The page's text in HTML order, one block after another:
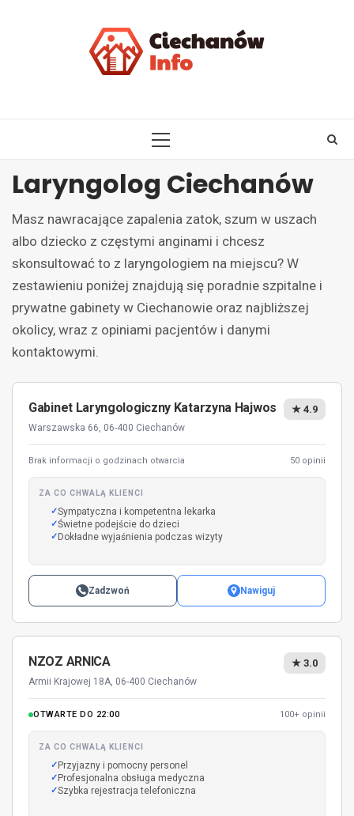
PRIMARY
Laryngolog Ciechanów
Masz nawracające zapalenia zatok, szum w uszach
albo dziecko z częstymi anginami i chcesz
skonsultować to z laryngologiem na miejscu? W
zestawieniu poniżej znajdują się poradnie szpitalne i
prywatne gabinety w Ciechanowie oraz najbliższej
okolicy, wraz z opiniami pacjentów i danymi
kontaktowymi.
Gabinet Laryngologiczny Katarzyna Hajwos
Warszawska 66, 06-400 Ciechanów
★ 4.9
Brak informacji o godzinach otwarcia 50 opinii
ZA CO CHWALĄ KLIENCI
Sympatyczna i kompetentna lekarka
Świetne podejście do dzieci
Dokładne wyjaśnienia podczas wizyty
Zadzwoń Nawiguj
NZOZ ARNICA
Armii Krajowej 18A, 06-400 Ciechanów
★ 3.0
OTWARTE DO 22:00 100+ opinii
ZA CO CHWALĄ KLIENCI
Przyjazny i pomocny personel
Profesjonalna obsługa medyczna
Szybka rejestracja telefoniczna